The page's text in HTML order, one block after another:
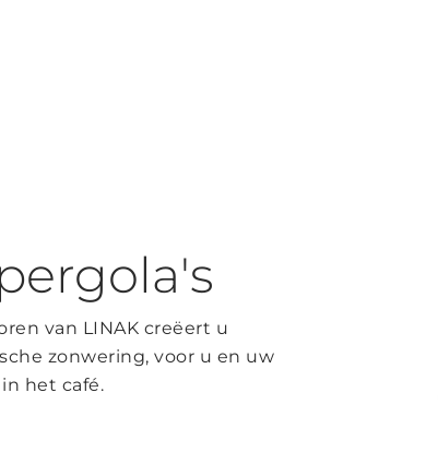
van LINAK creëert u
zonwering, voor u en uw
het café.